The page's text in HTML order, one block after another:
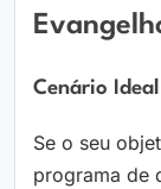
Cenário Ideal
Se o seu
programa de